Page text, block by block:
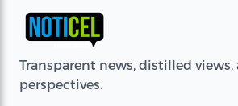
Transparent news, distilled views,
perspectives.